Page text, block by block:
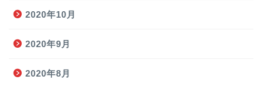
2020年10月
2020年9月
2020年8月